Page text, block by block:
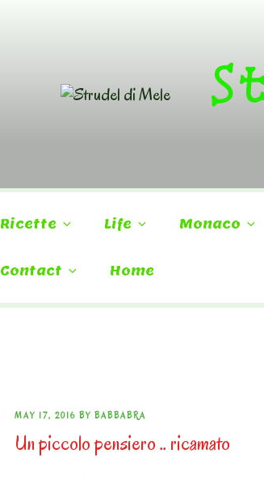
Ricette Life Monaco
Contact Home
POSTED
ON
MAY 17, 2016 BY BABBABRA
Un piccolo pensiero .. ricamato